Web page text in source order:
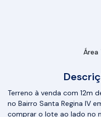
Área
Terreno à venda com 12m
no Bairro Santa Regina IV
comprar o lote ao lado no